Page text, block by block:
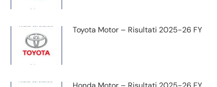
Toyota Motor – Risultati 2025-26 FY